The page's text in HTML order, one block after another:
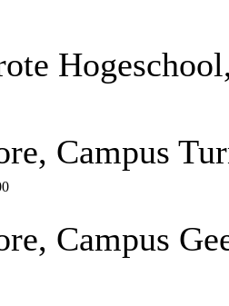
Campus
Campus